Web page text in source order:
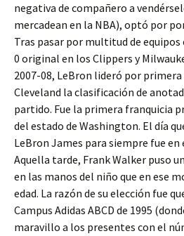
negativa de compañero a
mercadean en la NBA), optó por
Tras pasar por multitud de equipos
0 original en los Clippers y
2007-08, LeBron lideró por
Cleveland la clasificación de
partido. Fue la primera franquicia
del estado de Washington. El día
LeBron James para siempre fue en
Aquella tarde, Frank Walker puso
en las manos del niño que en ese
edad. La razón de su elección fue
Campus Adidas ABCD de 1995
maravillo a los presentes con el